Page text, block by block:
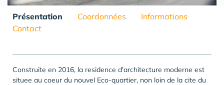
Présentation Coordonnées
Informations
Contact
Construite en 2016, la residence d'architecture moderne est
situee au coeur du nouvel Eco-quartier, non loin de la cite du